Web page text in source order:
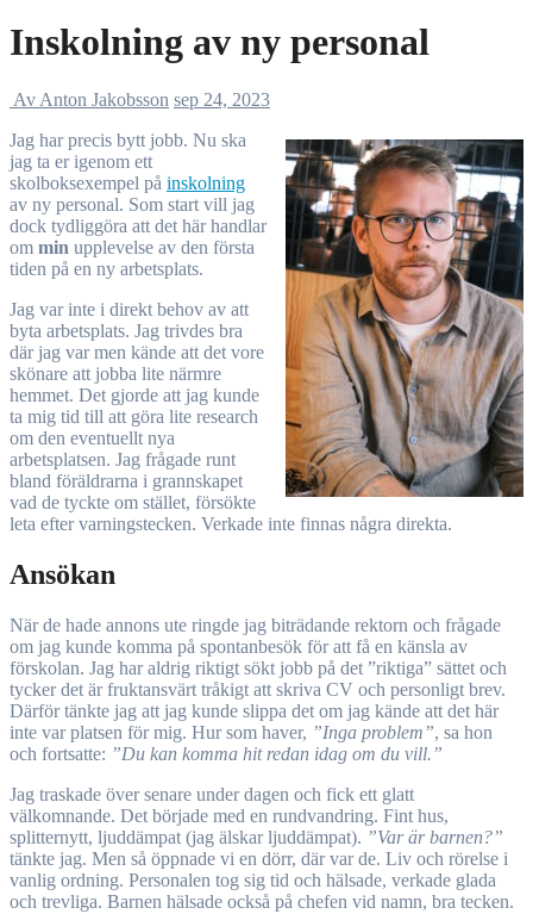
Inskolning av ny personal
Av Anton Jakobsson sep 24, 2023
Jag har precis bytt jobb. Nu ska
jag ta er igenom ett
skolboksexempel på inskolning
av ny personal. Som start vill jag
dock tydliggöra att det här handlar
om min upplevelse av den första
tiden på en ny arbetsplats.
Jag var inte i direkt behov av att
byta arbetsplats. Jag trivdes bra
där jag var men kände att det vore
skönare att jobba lite närmre
hemmet. Det gjorde att jag kunde
ta mig tid till att göra lite research
om den eventuellt nya
arbetsplatsen. Jag frågade runt
bland föräldrarna i grannskapet
vad de tyckte om stället, försökte
leta efter varningstecken. Verkade inte finnas några direkta.
Ansökan
När de hade annons ute ringde jag biträdande rektorn och frågade
om jag kunde komma på spontanbesök för att få en känsla av
förskolan. Jag har aldrig riktigt sökt jobb på det ”riktiga” sättet och
tycker det är fruktansvärt tråkigt att skriva CV och personligt brev.
Därför tänkte jag att jag kunde slippa det om jag kände att det här
inte var platsen för mig. Hur som haver, ”Inga problem”, sa hon
och fortsatte: ”Du kan komma hit redan idag om du vill.”
Jag traskade över senare under dagen och fick ett glatt
välkomnande. Det började med en rundvandring. Fint hus,
splitternytt, ljuddämpat (jag älskar ljuddämpat). ”Var är barnen?”
tänkte jag. Men så öppnade vi en dörr, där var de. Liv och rörelse i
vanlig ordning. Personalen tog sig tid och hälsade, verkade glada
och trevliga. Barnen hälsade också på chefen vid namn, bra tecken.